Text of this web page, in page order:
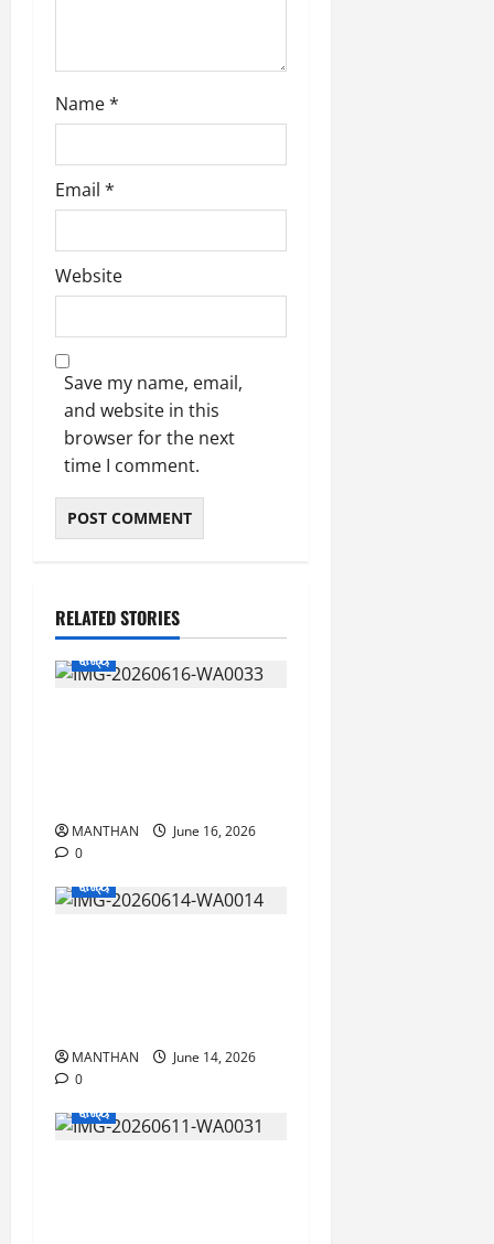
n
Name*
Email *
Website
Save my name, email,
and website in this
browser for the next
time I comment.
RELATED STORIES
ରାଜ୍ୟ
MANTHAN
June 16, 2026
0
ରାଜ୍ୟ
MANTHAN
June 14, 2026
0
ରାଜ୍ୟ